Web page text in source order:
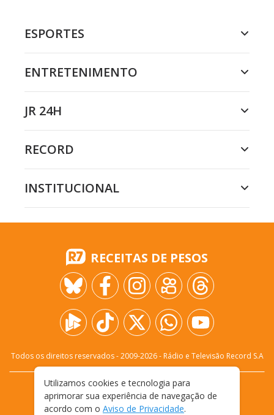
ESPORTES
ENTRETENIMENTO
JR 24H
RECORD
INSTITUCIONAL
RECEITAS DE PESOS
Todos os direitos reservados - 2009-2026- Rádio e Televisão Record S.A
FALE CONOSCO
PRIVACIDADE
TERMOS E CONDIÇÕES DE USO
Utilizamos cookies e tecnologia para
aprimorar sua experiência de navegação de
acordo com o Aviso de Privacidade.